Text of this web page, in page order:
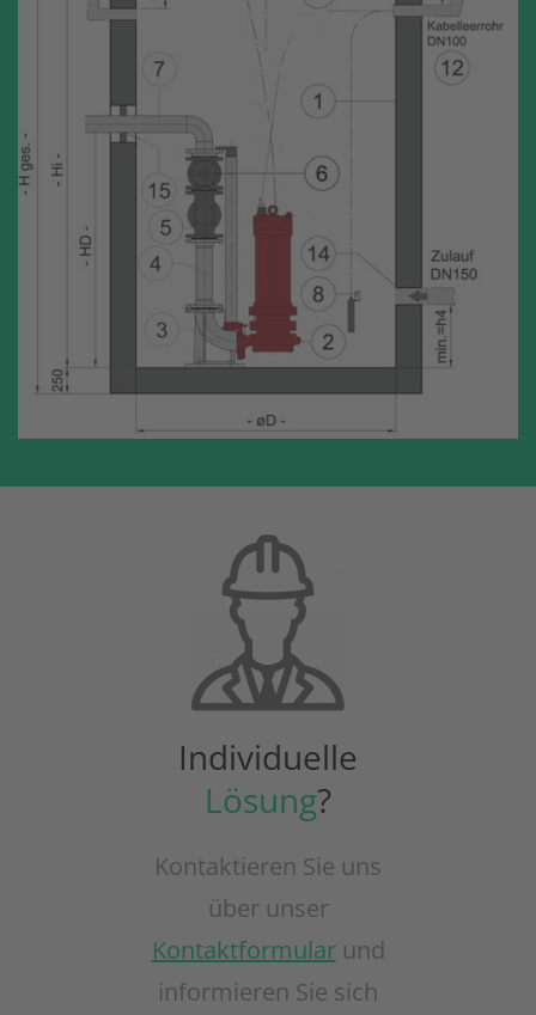
Individuelle
Lösung?
Kontaktieren Sie uns
über unser
Kontaktformularund
informieren Sie sich